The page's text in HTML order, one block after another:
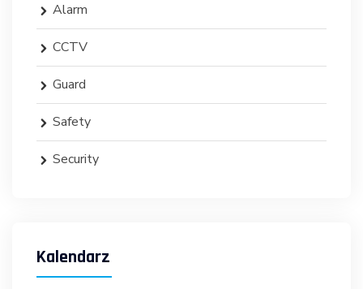
Alarm
CCTV
Guard
Safety
Security
Kalendarz